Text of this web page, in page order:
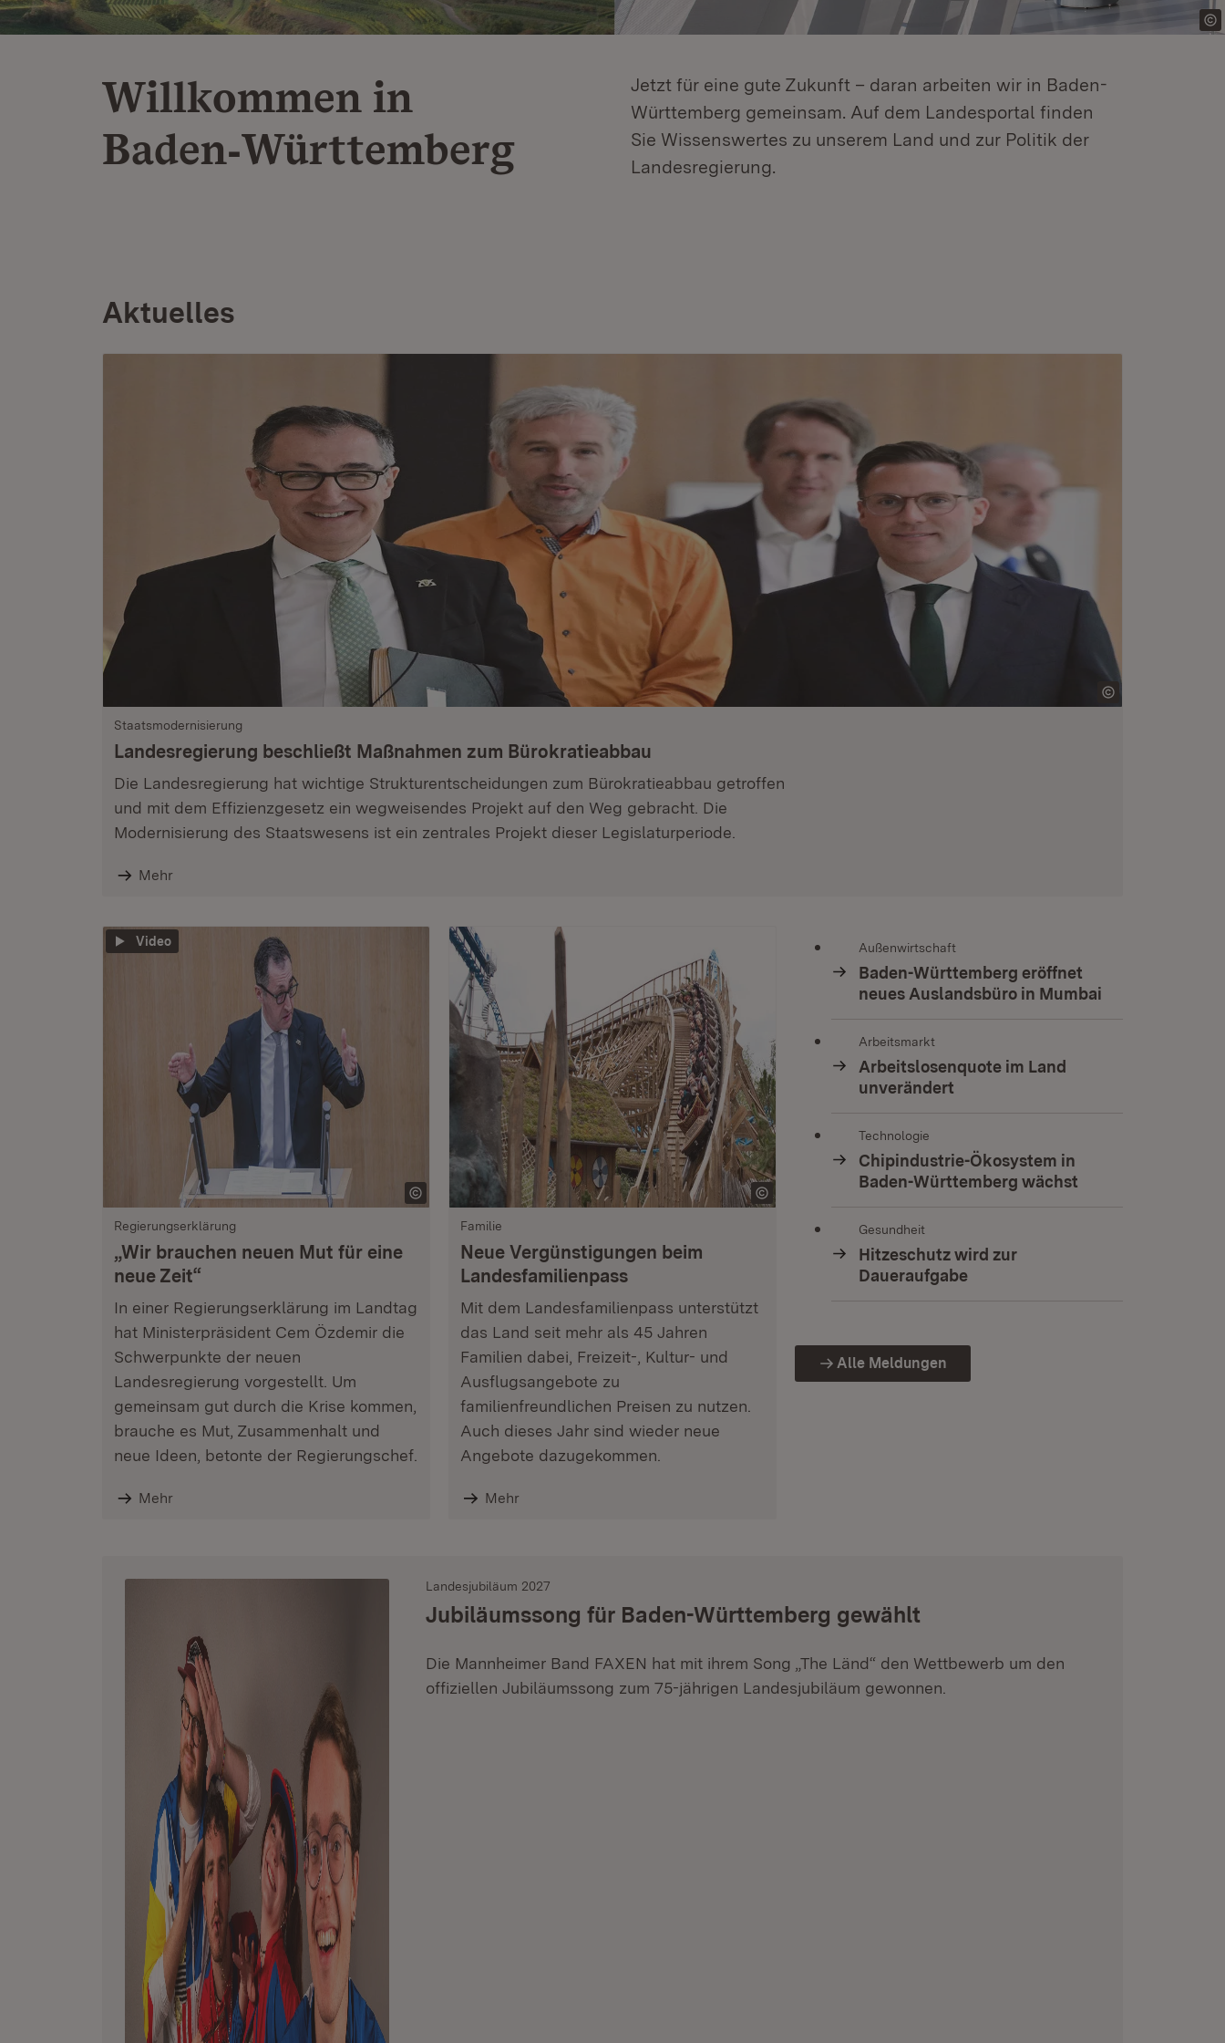
Willkommen in
Baden‑Württemberg
Jetzt für eine gute Zukunft – daran arbeiten wir in Baden-
Württemberg gemeinsam. Auf dem Landesportal finden
Sie Wissenswertes zu unserem Land und zur Politik der
Landesregierung.
Aktuelles
Staatsmodernisierung
Landesregierung beschließt Maßnahmen zum Bürokratieabbau
Die Landesregierung hat wichtige Strukturentscheidungen zum Bürokratieabbau getroffen
und mit dem Effizienzgesetz ein wegweisendes Projekt auf den Weg gebracht. Die
Modernisierung des Staatswesens ist ein zentrales Projekt dieser Legislaturperiode.
Mehr
Video
Regierungserklärung
„Wir brauchen neuen Mut für eine
neue Zeit“
In einer Regierungserklärung im Landtag
hat Ministerpräsident Cem Özdemir die
Schwerpunkte der neuen
Landesregierung vorgestellt. Um
gemeinsam gut durch die Krise kommen,
brauche es Mut, Zusammenhalt und
neue Ideen, betonte der Regierungschef.
Mehr
Familie
Neue Vergünstigungen beim
Landesfamilienpass
Mit dem Landesfamilienpass unterstützt
das Land seit mehr als 45 Jahren
Familien dabei, Freizeit-, Kultur- und
Ausflugsangebote zu
familienfreundlichen Preisen zu nutzen.
Auch dieses Jahr sind wieder neue
Angebote dazugekommen.
Mehr
Außenwirtschaft
Baden-Württemberg eröffnet
neues Auslandsbüro in Mumbai
Arbeitsmarkt
Arbeitslosenquote im Land
unverändert
Technologie
Chipindustrie-Ökosystem in
Baden-Württemberg wächst
Gesundheit
Hitzeschutz wird zur
Daueraufgabe
Alle Meldungen
Landesjubiläum 2027
Jubiläumssong für Baden-Württemberg gewählt
Die Mannheimer Band FAXEN hat mit ihrem Song „The Länd“ den Wettbewerb um den
offiziellen Jubiläumssong zum 75-jährigen Landesjubiläum gewonnen.